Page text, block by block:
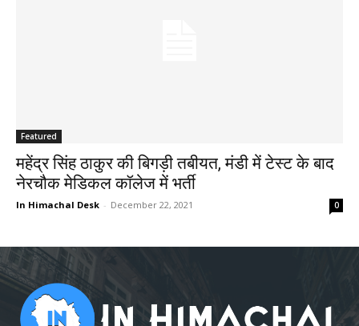
Featured
महेंद्र सिंह ठाकुर की बिगड़ी तबीयत, मंडी में टेस्ट के बाद
नेरचौक मेडिकल कॉलेज में भर्ती
In Himachal Desk - December 22, 2021 0